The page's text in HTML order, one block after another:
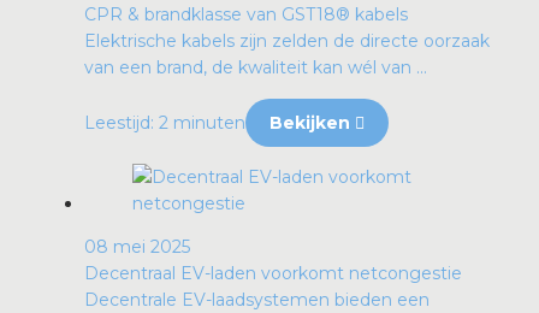
CPR & brandklasse van GST18® kabels
Elektrische kabels zijn zelden de directe oorzaak
van een brand, de kwaliteit kan wél van ...
Leestijd: 2 minuten Bekijken
08 mei 2025
Decentraal EV-laden voorkomt netcongestie
Decentrale EV-laadsystemen bieden een